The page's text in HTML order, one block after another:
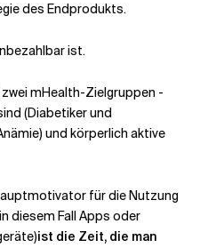
des Endprodukts.
ist.
mHealth-Zielgruppen -
(Diabetiker und
) und körperlich aktive
für die Nutzung
diesem Fall Apps oder
ist die Zeit, die man